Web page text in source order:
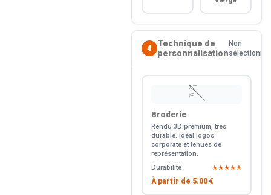
4
Technique de
personnalisation
Non
sélectionné
🪡
Broderie
Rendu 3D premium, très
durable. Idéal logos
corporate et tenues de
représentation.
Durabilité
★★★★★
À partir de 5.00 €